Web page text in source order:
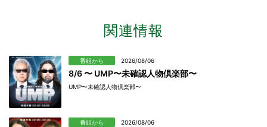
関連情報
番組から 2026/08/06
8/6 〜 UMP〜未確認人物倶楽部〜
UMP〜未確認人物倶楽部〜
番組から 2026/08/06